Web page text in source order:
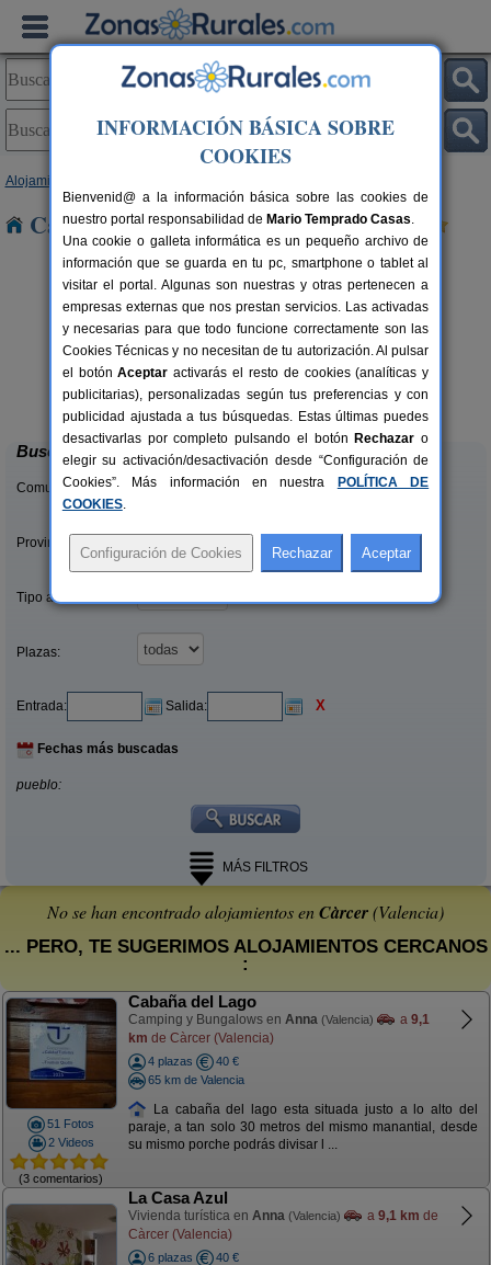
Alojamientos
Casas Rurales cerca de Càrcer
6+2 pers.
desde50 €
La Casa del Lago
Anna (Valencia)
Buscar
Comunidades:
Provincias/Islas:
Tipo alquiler:
Plazas:
Entrada: Salida: X
Fechas más buscadas
pueblo:
MÁS FILTROS
No se han encontrado alojamientos enCàrcer(Valencia)
... PERO, TE SUGERIMOS ALOJAMIENTOS CERCANOS
:
51 Fotos
2 Videos
(3 comentarios)
Cabaña del Lago
Camping y Bungalows en Anna (Valencia) a 9,1
km de Càrcer (Valencia)
4 plazas
40 €
65 km de Valencia
La cabaña del lago esta situada justo a lo alto del
paraje, a tan solo 30 metros del mismo manantial, desde
su mismo porche podrás divisar l ...
La Casa Azul
Vivienda turística en Anna (Valencia) a 9,1 km de
Càrcer (Valencia)
6 plazas
40 €
INFORMACIÓN BÁSICA SOBRE
COOKIES
Bienvenid@ a la información básica sobre las cookies de
nuestro portal responsabilidad de Mario Temprado Casas.
Una cookie o galleta informática es un pequeño archivo de
información que se guarda en tu pc, smartphone o tablet al
visitar el portal. Algunas son nuestras y otras pertenecen a
empresas externas que nos prestan servicios. Las activadas
y necesarias para que todo funcione correctamente son las
Cookies Técnicas y no necesitan de tu autorización. Al pulsar
el botónAceptar activarás el resto de cookies (analíticas y
publicitarias), personalizadas según tus preferencias y con
publicidad ajustada a tus búsquedas. Estas últimas puedes
desactivarlas por completo pulsando el botón Rechazar o
elegir su activación/desactivación desde “Configuración de
Cookies”. Más información en nuestra
POLÍTICA DE
COOKIES.